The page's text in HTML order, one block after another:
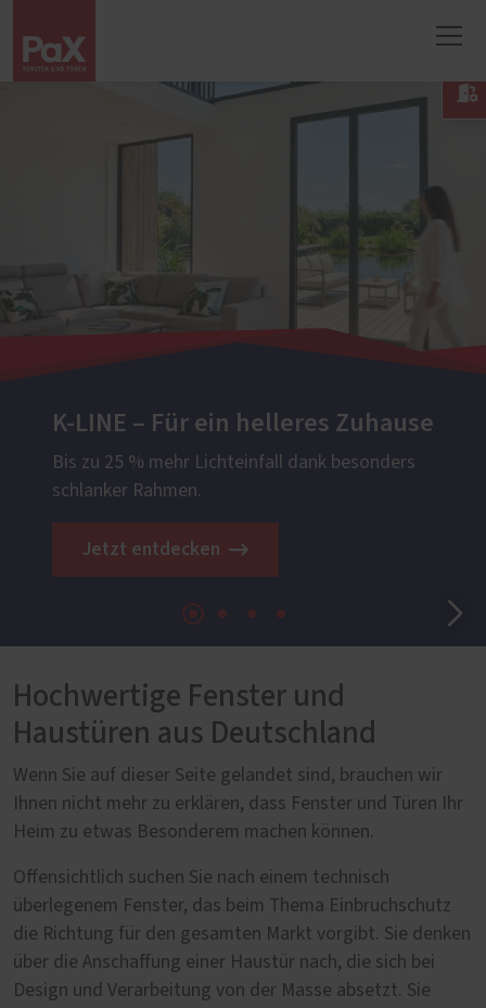
K-LINE – Für ein helleres Zuhause
Bis zu 25 % mehr Lichteinfall dank besonders
schlanker Rahmen.
Jetzt entdecken
Hochwertige Fenster und
Haustüren aus Deutschland
Wenn Sie auf dieser Seite gelandet sind, brauchen wir
Ihnen nicht mehr zu erklären, dass Fenster und Türen Ihr
Heim zu etwas Besonderem machen können.
Offensichtlich suchen Sie nach einem technisch
überlegenem Fenster, das beim Thema Einbruchschutz
die Richtung für den gesamten Markt vorgibt. Sie denken
über die Anschaffung einer Haustür nach, die sich bei
Design und Verarbeitung von der Masse absetzt. Sie
